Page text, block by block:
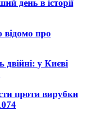
день в історії
відомо про
двійні: у Києві
проти вирубки